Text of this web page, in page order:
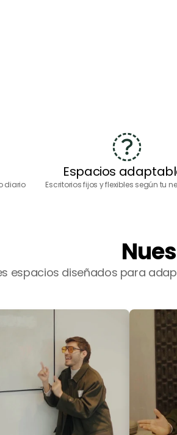
diario
Espacios
Escritorios fijos y flexibles según tu
espacios diseñados para